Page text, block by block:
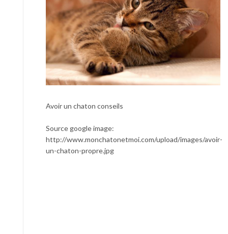
Avoir un chaton conseils
Source google image:
http://www.monchatonetmoi.com/upload/images/avoir-
un-chaton-propre.jpg